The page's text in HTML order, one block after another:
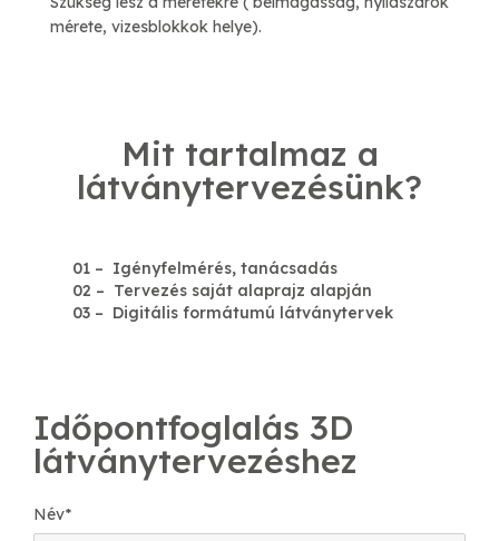
mérete, vizesblokkok helye).
Mit tartalmaz a
látványtervezésünk?
01 – Igényfelmérés, tanácsadás
02 – Tervezés saját alaprajz alapján
03 – Digitális formátumú látványtervek
Időpontfoglalás 3D
látványtervezéshez
Név*